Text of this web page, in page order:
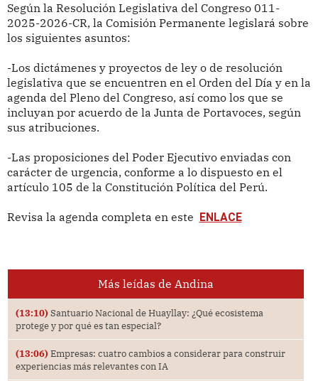
Según la Resolución Legislativa del Congreso 011-
2025-2026-CR, la Comisión Permanente legislará sobre
los siguientes asuntos:
-Los dictámenes y proyectos de ley o de resolución
legislativa que se encuentren en el Orden del Día y en la
agenda del Pleno del Congreso, así como los que se
incluyan por acuerdo de la Junta de Portavoces, según
sus atribuciones.
-Las proposiciones del Poder Ejecutivo enviadas con
carácter de urgencia, conforme a lo dispuesto en el
artículo 105 de la Constitución Política del Perú.
Revisa la agenda completa en este ENLACE
Más leídas de Andina
(13:10) Santuario Nacional de Huayllay: ¿Qué ecosistema
protege y por qué es tan especial?
(13:06) Empresas: cuatro cambios a considerar para construir
experiencias más relevantes con IA